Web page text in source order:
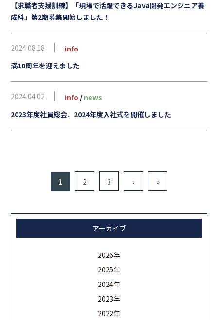
【求職者支援訓練】「現場で活躍できるJava開発エンジニア養
成科」第2期募集開始しました！
2024.08.18
info
満10周年を迎えました
2024.04.02 info / news
2023年度社員総会、2024年度入社式を開催しました
1 2 3 › »
アーカイブ
2026年
2025年
2024年
2023年
2022年